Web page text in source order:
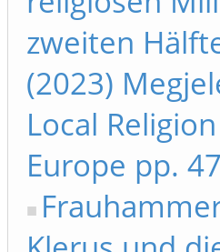
zweiten
(2023)
Local
Europe pp.